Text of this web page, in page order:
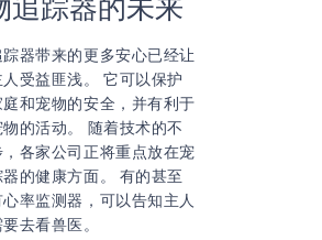
追踪器的未来
器带来的更多安心已经让
受益匪浅。 它可以保护
和宠物的安全，并有利于
的活动。 随着技术的不
各家公司正将重点放在宠
的健康方面。 有的甚至
率监测器，可以告知主人
去看兽医。